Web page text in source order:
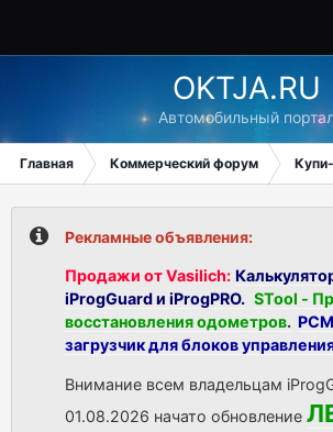
OKTJA.RU
Автомобильный
Главная Коммерческий форум
Рекламные объявления:
Продажи от Vasilich:
iProgGuard и iProgPRO. STool -
восстановления одометров.
загрузчик для блоков
Внимание всем владельцам
01.08.2026 начато обновление